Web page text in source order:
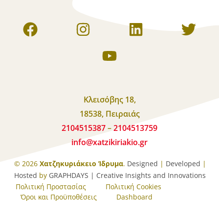
Κλεισόβης 18,
18538, Πειραιάς
2104515387–2104513759
info@xatzikiriakio.gr
© 2026 Χατζηκυριάκειο Ίδρυμα. Designed | Developed |
Hosted by GRAPHDAYS | Creative Insights and Innovations
Πολιτική Προστασίας
Πολιτική Cookies
Όροι και Προϋποθέσεις
Dashboard